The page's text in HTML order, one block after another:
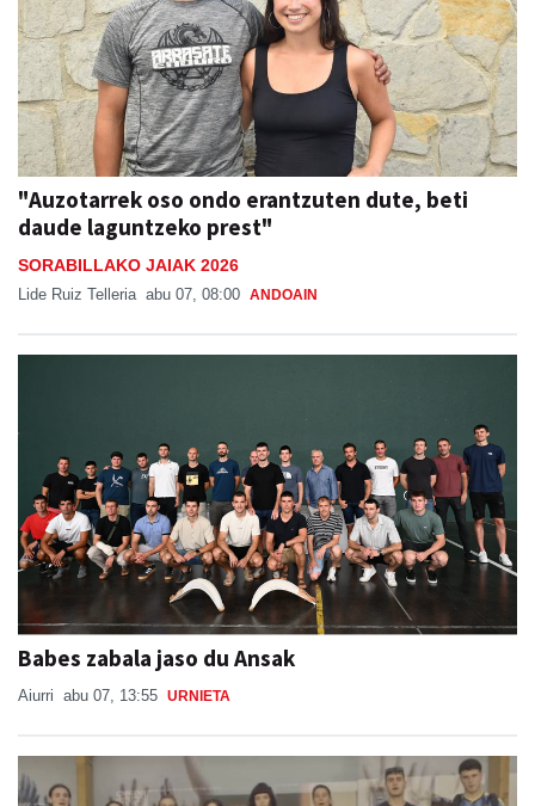
"Auzotarrek oso ondo erantzuten dute, beti
daude laguntzeko prest"
SORABILLAKO JAIAK 2026
Lide Ruiz Telleria abu 07, 08:00 ANDOAIN
Babes zabala jaso du Ansak
Aiurri abu 07, 13:55 URNIETA